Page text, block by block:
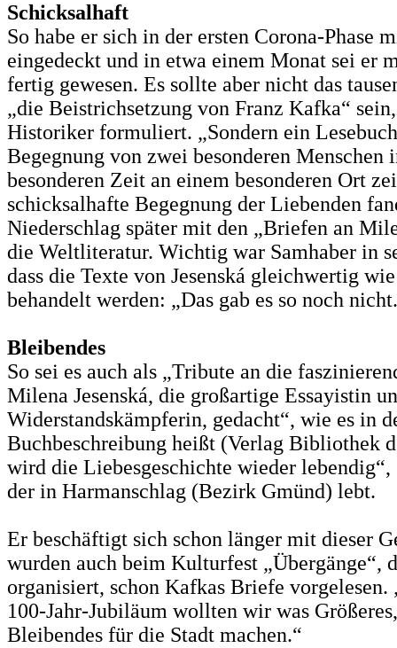
Schicksalhaft
So habe er sich in der ersten Corona-Phase
eingedeckt und in etwa einem Monat sei er
fertig gewesen. Es sollte aber nicht das
„die Beistrichsetzung von Franz Kafka“
Historiker formuliert. „Sondern ein
Begegnung von zwei besonderen Menschen
besonderen Zeit an einem besonderen Ort
schicksalhafte Begegnung der Liebenden
Niederschlag später mit den „Briefen an
die Weltliteratur. Wichtig war Samhaber in
dass die Texte von Jesenská gleichwertig
behandelt werden: „Das gab es so noch
Bleibendes
So sei es auch als „Tribute an die
Milena Jesenská, die großartige Essayistin
Widerstandskämpferin, gedacht“, wie es in
Buchbeschreibung heißt (Verlag Bibliothek
wird die Liebesgeschichte wieder lebendig“,
der in Harmanschlag (Bezirk Gmünd) lebt.
Er beschäftigt sich schon länger mit dieser
wurden auch beim Kulturfest „Übergänge“,
organisiert, schon Kafkas Briefe vorgelesen.
100-Jahr-Jubiläum wollten wir was
Bleibendes für die Stadt machen.“